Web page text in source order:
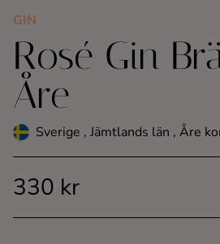
Likör
Rom
Tequila
GIN
Rosé Gin
Åre
Sverige , Jämtlands län , Åre
330 kr